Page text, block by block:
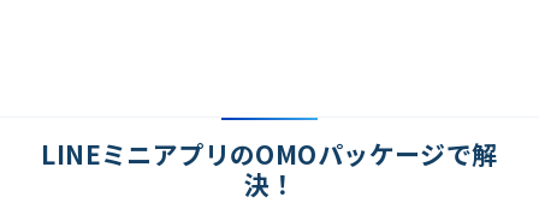
LINEミニアプリのOMOパッケージで解
決！